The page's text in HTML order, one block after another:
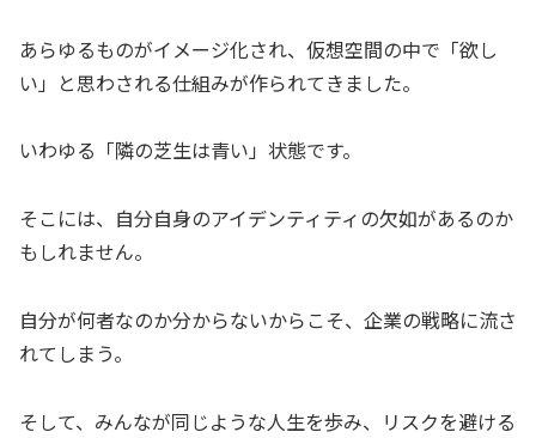
あらゆるものがイメージ化され、仮想空間の中で「欲し
い」と思わされる仕組みが作られてきました。
いわゆる「隣の芝生は青い」状態です。
そこには、自分自身のアイデンティティの欠如があるのか
もしれません。
自分が何者なのか分からないからこそ、企業の戦略に流さ
れてしまう。
そして、みんなが同じような人生を歩み、リスクを避ける